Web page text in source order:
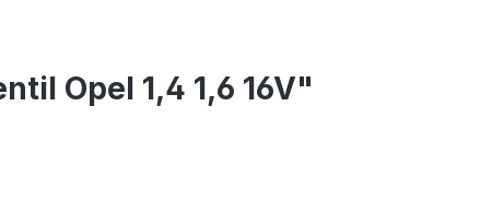
Opel 1,4 1,6 16V"